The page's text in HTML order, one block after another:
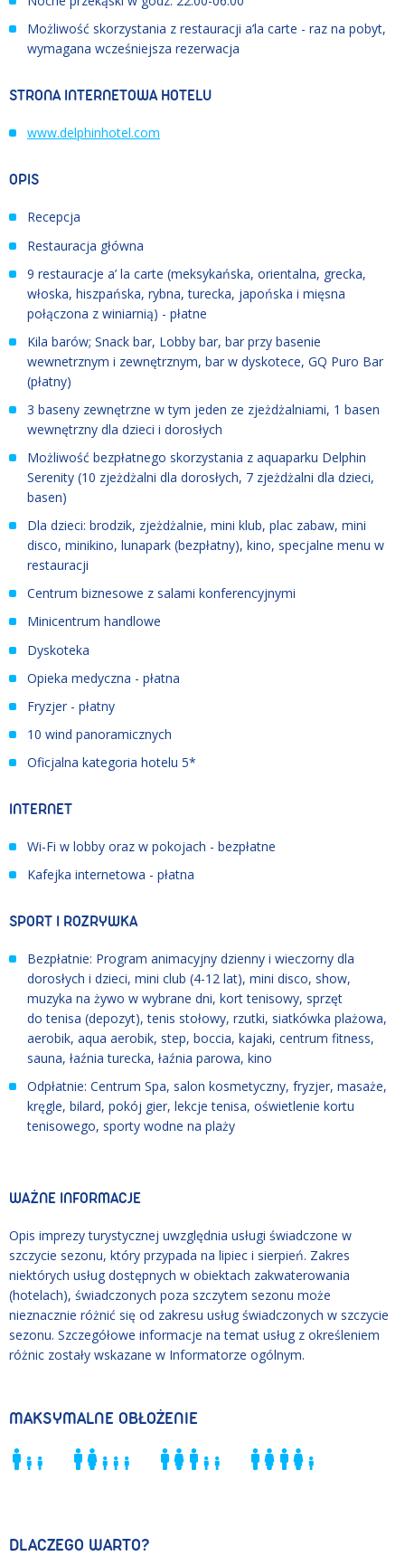
Możliwość skorzystania z restauracji a’la carte - raz na pobyt,
wymagana wcześniejsza rezerwacja
STRONA INTERNETOWA HOTELU
www.delphinhotel.com
OPIS
Recepcja
Restauracja główna
9 restauracje a’ la carte (meksykańska, orientalna, grecka,
włoska, hiszpańska, rybna, turecka, japońska i mięsna
połączona z winiarnią) - płatne
Kila barów; Snack bar, Lobby bar, bar przy basenie
wewnetrznym i zewnętrznym, bar w dyskotece, GQ Puro Bar
(płatny)
3 baseny zewnętrzne w tym jeden ze zjeżdżalniami, 1 basen
wewnętrzny dla dzieci i dorosłych
Możliwość bezpłatnego skorzystania z aquaparku Delphin
Serenity (10 zjeżdżalni dla dorosłych, 7 zjeżdżalni dla dzieci,
basen)
Dla dzieci: brodzik, zjeżdżalnie, mini klub, plac zabaw, mini
disco, minikino, lunapark (bezpłatny), kino, specjalne menu w
restauracji
Centrum biznesowe z salami konferencyjnymi
Minicentrum handlowe
Dyskoteka
Opieka medyczna - płatna
Fryzjer - płatny
10 wind panoramicznych
Oficjalna kategoria hotelu 5*
INTERNET
Wi-Fi w lobby oraz w pokojach - bezpłatne
Kafejka internetowa - płatna
SPORT I ROZRYWKA
Bezpłatnie: Program animacyjny dzienny i wieczorny dla
dorosłych i dzieci, mini club (4-12 lat), mini disco, show,
muzyka na żywo w wybrane dni, kort tenisowy, sprzęt
do tenisa (depozyt), tenis stołowy, rzutki, siatkówka plażowa,
aerobik, aqua aerobik, step, boccia, kajaki, centrum fitness,
sauna, łaźnia turecka, łaźnia parowa, kino
Odpłatnie: Centrum Spa, salon kosmetyczny, fryzjer, masaże,
kręgle, bilard, pokój gier, lekcje tenisa, oświetlenie kortu
tenisowego, sporty wodne na plaży
WAŻNE INFORMACJE
Opis imprezy turystycznej uwzględnia usługi świadczone w
szczycie sezonu, który przypada na lipiec i sierpień. Zakres
niektórych usług dostępnych w obiektach zakwaterowania
(hotelach), świadczonych poza szczytem sezonu może
nieznacznie różnić się od zakresu usług świadczonych w szczycie
sezonu. Szczegółowe informacje na temat usług z określeniem
różnic zostały wskazane w Informatorze ogólnym.
MAKSYMALNE OBŁOŻENIE
DLACZEGO WARTO?